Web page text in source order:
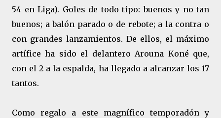
54 en Liga). Goles de todo tipo: buenos y no tan
buenos; a balón parado o de rebote; a la contra o
con grandes lanzamientos. De ellos, el máximo
artífice ha sido el delantero Arouna Koné que,
con el 2 a la espalda, ha llegado a alcanzar los 17
tantos.
Como regalo a este magnífico temporadón y